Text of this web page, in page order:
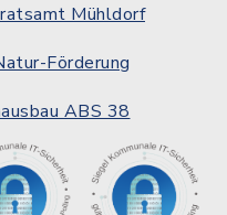
Mühldorf
Förderung
ABS 38